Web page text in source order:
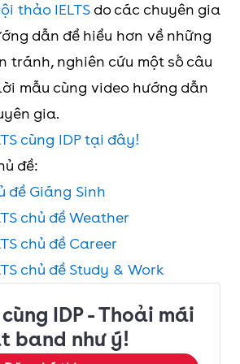
Quấy
rối
tình
dục
She had been
subjected to
continual sexual
sản
be forfeiture of
the pistol and
ring.
giữ tại
nhà
He was under
some small
Án treo
When someone
is convicted in
court, the judge
can give them a
non-custodial
sentence.
Bị đưa ra xét xử
Bị kết tội và xử oan
Những chương trình
phòng chống tội phạm
Thiết bị giám sát tại nhà
và camera an ninh
thảo IELTS do các chuyên gia
dẫn để hiểu hơn về những
tránh, nghiên cứu một số câu
mẫu cùng video hướng dẫn
gia.
cùng IDP tại đây!
đề:
đề Giáng Sinh
chủ đề Weather
chủ đề Career
chủ đề Study & Work
cùng IDP - Thoải mái
band như ý!